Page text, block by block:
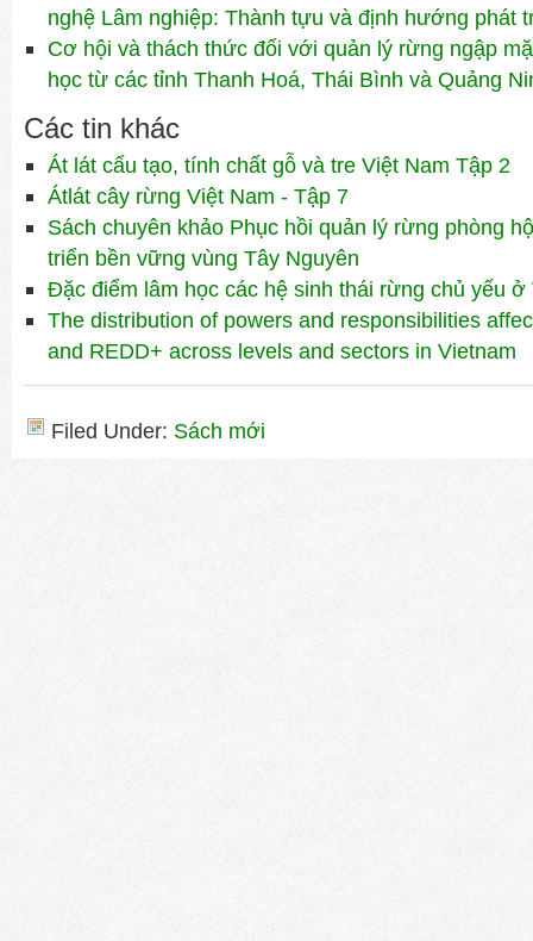
nghệ Lâm nghiệp: Thành tựu và định hướng phát
Cơ hội và thách thức đối với quản lý rừng ngập
học từ các tỉnh Thanh Hoá, Thái Bình và Quảng
Các tin khác
Át lát cấu tạo, tính chất gỗ và tre Việt Nam Tập 2
Átlát cây rừng Việt Nam - Tập 7
Sách chuyên khảo Phục hồi quản lý rừng phòng
triển bền vững vùng Tây Nguyên
Đặc điểm lâm học các hệ sinh thái rừng chủ yếu ở
The distribution of powers and responsibilities
and REDD+ across levels and sectors in Vietnam
Filed Under: Sách mới